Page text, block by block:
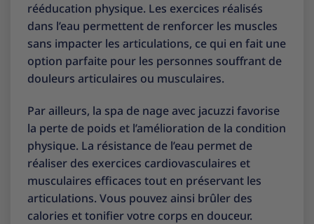
rééducation physique. Les exercices réalisés
dans l’eau permettent de renforcer les muscles
sans impacter les articulations, ce qui en fait une
option parfaite pour les personnes souffrant de
douleurs articulaires ou musculaires.
Par ailleurs, la spa de nage avec jacuzzi favorise
la perte de poids et l’amélioration de la condition
physique. La résistance de l’eau permet de
réaliser des exercices cardiovasculaires et
musculaires efficaces tout en préservant les
articulations. Vous pouvez ainsi brûler des
calories et tonifier votre corps en douceur.